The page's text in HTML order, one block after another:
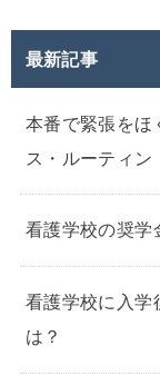
最新記事
本番で緊張をほ
ス・ルーティン
看護学校の奨学
看護学校に入学
は？